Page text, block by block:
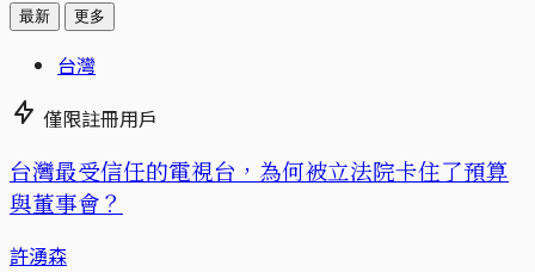
最新 更多
台灣
僅限註冊用戶
台灣最受信任的電視台，為何被立法院卡住了預算
與董事會？
許湧森